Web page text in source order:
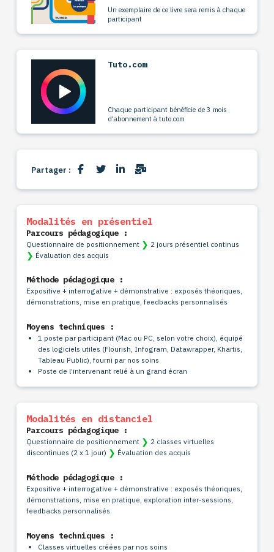
Un exemplaire de ce livre sera remis à chaque
participant
Tuto.com
Chaque participant bénéficie de 3 mois
d'abonnement à tuto.com
Partager :
Modalités en présentiel
Parcours pédagogique :
Questionnaire de positionnement ❯ 2 jours présentiel continus
❯ Évaluation des acquis
Méthode pédagogique :
Expositive + interrogative + démonstrative : exposés théoriques,
démonstrations, mise en pratique, feedbacks personnalisés
Moyens techniques :
1 poste par participant (Mac ou PC, selon votre choix), équipé
des logiciels utiles (Flourish, Infogram, Datawrapper, Khartis,
Tableau Public), fourni par nos soins
Poste de l’intervenant relié à un grand écran
Modalités en distanciel
Parcours pédagogique :
Questionnaire de positionnement ❯ 2 classes virtuelles
discontinues (2 x 1 jour) ❯ Évaluation des acquis
Méthode pédagogique :
Expositive + interrogative + démonstrative : exposés théoriques,
démonstrations, mise en pratique, exploration inter-sessions,
feedbacks personnalisés
Moyens techniques :
Classes virtuelles créées par nos soins